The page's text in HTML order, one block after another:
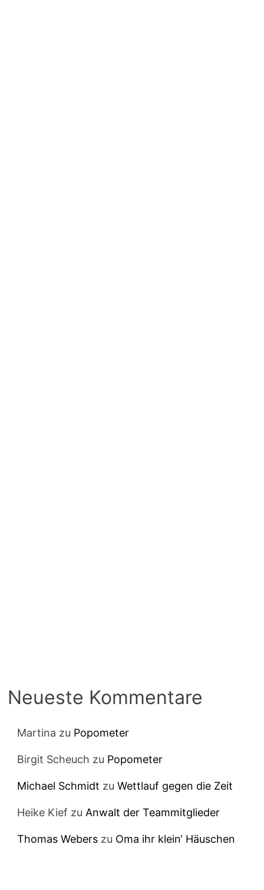
Neueste Kommentare
Martina zu Popometer
Birgit Scheuch zu Popometer
Michael Schmidt zuWettlauf gegen die Zeit
Heike Kief zu Anwalt der Teammitglieder
Thomas Webers zu Oma ihr klein‘ Häuschen